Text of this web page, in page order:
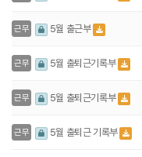
근무 5월 출근부
근무 5월 출퇴근기록부
근무 5월 출퇴근기록부
근무 5월 출퇴근 기록부